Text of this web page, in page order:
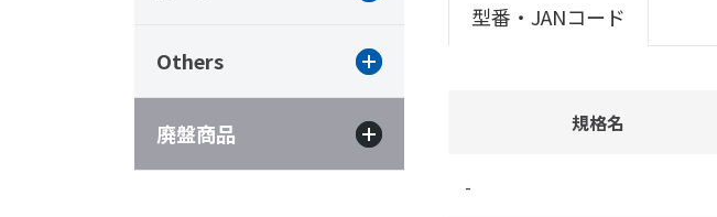
型番・JANコード
規格名
-
Others
廃盤商品